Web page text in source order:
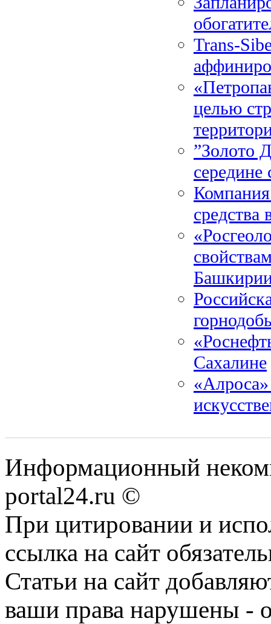
Trans-
целью
”Золото
середине
Сахалине
«Алроса»
Информационный
portal24.ru ©
При цитировании и
ссылка на сайт
Статьи на сайт
ваши права нарушены -